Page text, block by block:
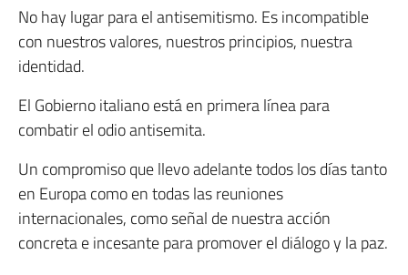
No hay lugar para el antisemitismo. Es incompatible
con nuestros valores, nuestros principios, nuestra
identidad.
El Gobierno italiano está en primera línea para
combatir el odio antisemita.
Un compromiso que llevo adelante todos los días tanto
en Europa como en todas las reuniones
internacionales, como señal de nuestra acción
concreta e incesante para promover el diálogo y la paz.